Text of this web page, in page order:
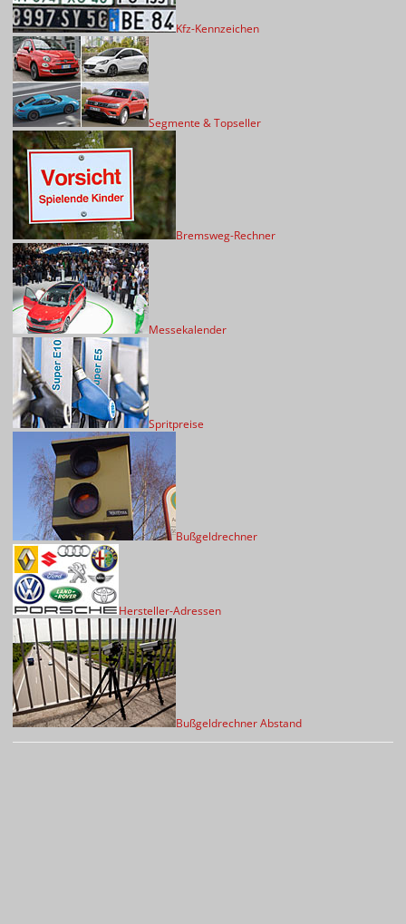
Kfz-Kennzeichen
Segmente & Topseller
Bremsweg-Rechner
Messekalender
Spritpreise
Bußgeldrechner
Hersteller-Adressen
Bußgeldrechner Abstand